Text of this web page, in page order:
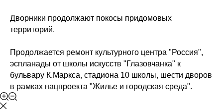
Дворники продолжают покосы придомовых
территорий.
Продолжается ремонт культурного центра "Россия",
эспланады от школы искусств "Глазовчанка" к
бульвару К.Маркса, стадиона 10 школы, шести дворов
в рамках нацпроекта "Жилье и городская среда".